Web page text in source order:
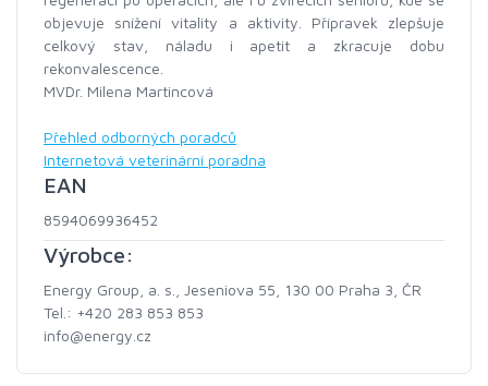
objevuje snížení vitality a aktivity. Přípravek zlepšuje
celkový stav, náladu i apetit a zkracuje dobu
rekonvalescence.
MVDr. Milena Martincová
Přehled odborných poradců
Internetová veterinární poradna
EAN
8594069936452
Výrobce:
Energy Group, a. s., Jeseniova 55, 130 00 Praha 3, ČR
Tel.: +420 283 853 853
info@energy.cz